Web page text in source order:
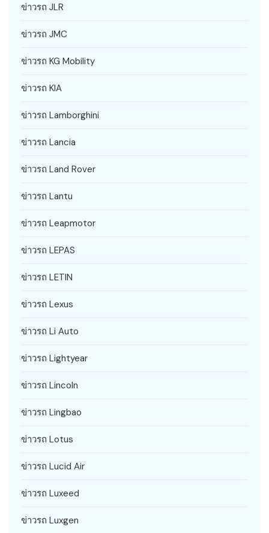
ข่าวรถ JLR
ข่าวรถ JMC
ข่าวรถ KG Mobility
ข่าวรถ KIA
ข่าวรถ Lamborghini
ข่าวรถ Lancia
ข่าวรถ Land Rover
ข่าวรถ Lantu
ข่าวรถ Leapmotor
ข่าวรถ LEPAS
ข่าวรถ LETIN
ข่าวรถ Lexus
ข่าวรถ Li Auto
ข่าวรถ Lightyear
ข่าวรถ Lincoln
ข่าวรถ Lingbao
ข่าวรถ Lotus
ข่าวรถ Lucid Air
ข่าวรถ Luxeed
ข่าวรถ Luxgen